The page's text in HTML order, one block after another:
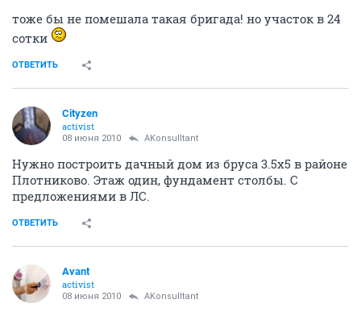
тоже бы не помешала такая бригада! но участок в 24
сотки
ОТВЕТИТЬ
Cityzen
activist
08 июня 2010 AKonsulltant
Нужно построить дачный дом из бруса 3.5х5 в районе
Плотниково. Этаж один, фундамент столбы. С
предложениями в ЛС.
ОТВЕТИТЬ
Avant
activist
08 июня 2010 AKonsulltant